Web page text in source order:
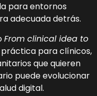
para entornos
adecuada detrás.
From clinical idea to
práctica para clínicos,
que quieren
puede evolucionar
digital.